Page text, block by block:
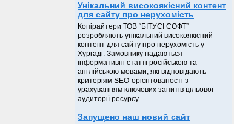
Унікальний високоякісний контент
для сайту про нерухомість
Копірайтери ТОВ “БІТУСІ СОФТ”
розробляють унікальний високоякісний
контент для сайту про нерухомість у
Хургаді. Замовнику надаються
інформативні статті російською та
англійською мовами, які відповідають
критеріям SEO-орієнтованості з
урахуванням ключових запитів цільової
аудиторії ресурсу.
Запущено наш новий сайт